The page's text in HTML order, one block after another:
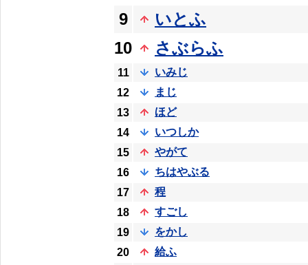
9
いとふ
10
さぶらふ
11
いみじ
12
まじ
13
ほど
14
いつしか
15
やがて
16
ちはやぶる
17
程
18
すごし
19
をかし
20
給ふ